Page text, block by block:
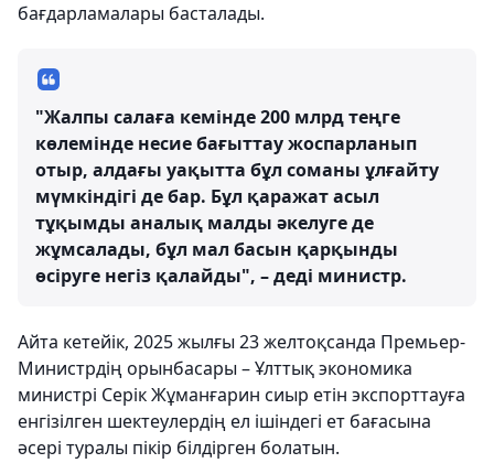
бағдарламалары басталады.
"Жалпы салаға кемінде 200 млрд теңге
көлемінде несие бағыттау жоспарланып
отыр, алдағы уақытта бұл соманы ұлғайту
мүмкіндігі де бар. Бұл қаражат асыл
тұқымды аналық малды әкелуге де
жұмсалады, бұл мал басын қарқынды
өсіруге негіз қалайды", – деді министр.
Айта кетейік, 2025 жылғы 23 желтоқсанда Премьер-
Министрдің орынбасары – Ұлттық экономика
министрі Серік Жұманғарин сиыр етін экспорттауға
енгізілген шектеулердің ел ішіндегі ет бағасына
әсері туралы пікір білдірген болатын.